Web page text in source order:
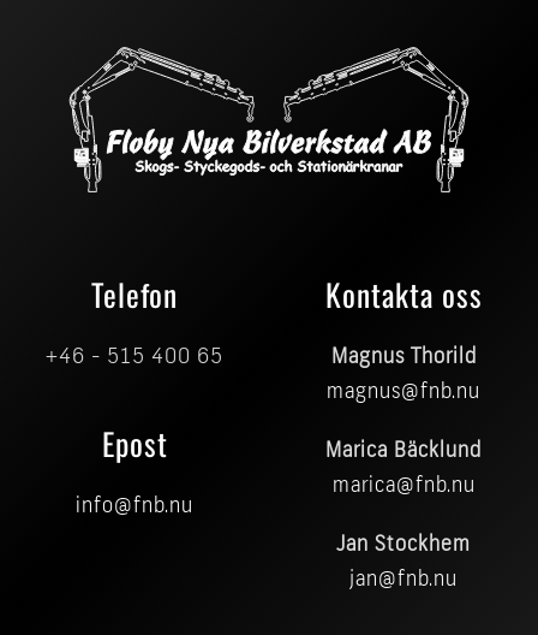
Telefon
+46 - 515 400 65
Epost
info@fnb.nu
Kontakta oss
Magnus Thorild
magnus@fnb.nu
Marica Bäcklund
marica@fnb.nu
Jan Stockhem
jan@fnb.nu